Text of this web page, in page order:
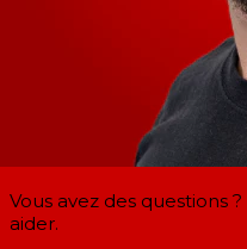
Vous avez des questions
aider.